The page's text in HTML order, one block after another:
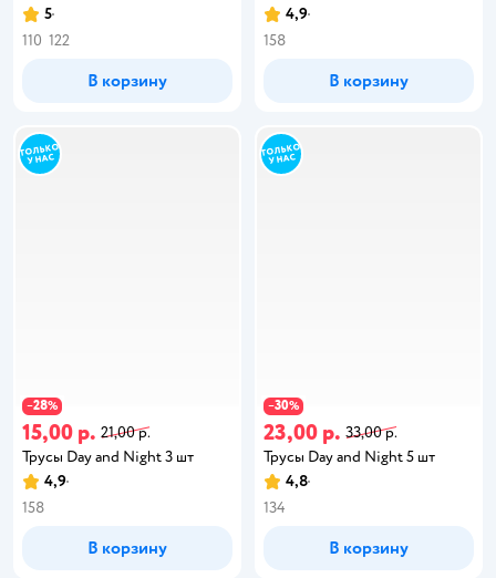
5
110 122
В корзину
4,9
158
В корзину
−28%
15,00 р. 21,00 р.
Трусы Day and Night 3 шт
4,9
158
В корзину
−30%
23,00 р. 33,00 р.
Трусы Day and Night 5 шт
4,8
134
В корзину